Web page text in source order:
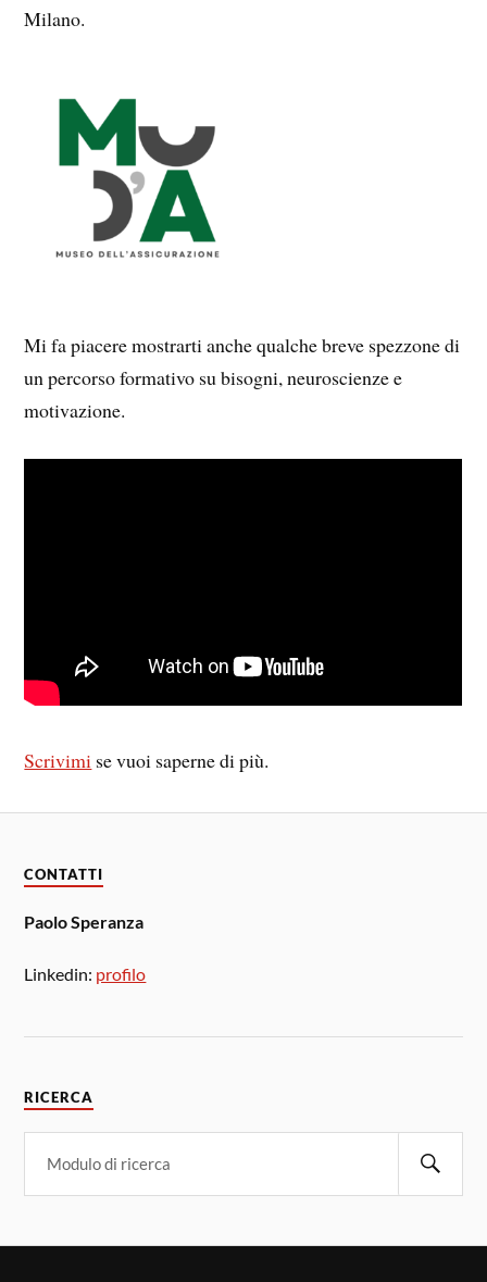
Milano.
Mi fa piacere mostrarti anche qualche breve spezzone di
un percorso formativo su bisogni, neuroscienze e
motivazione.
Scrivimi se vuoi saperne di più.
CONTATTI
Paolo Speranza
Linkedin: profilo
RICERCA